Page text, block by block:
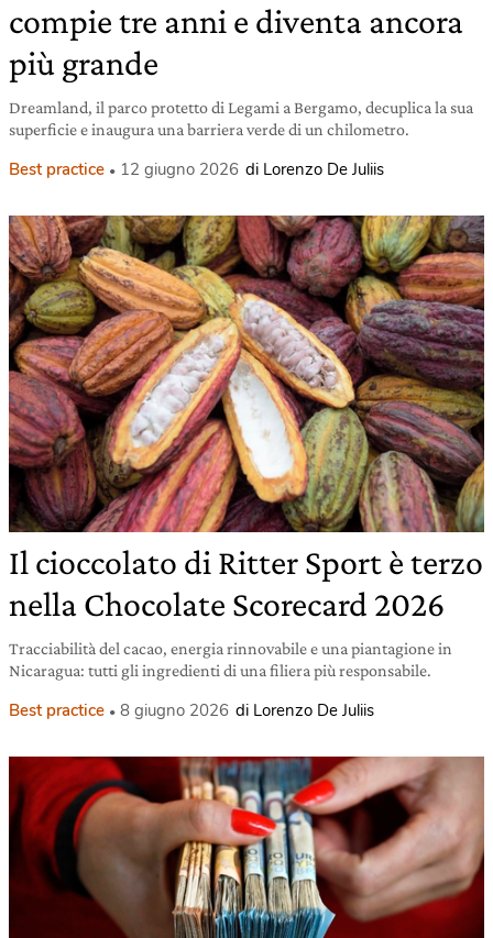
compie tre anni e diventa ancora
più grande
Dreamland, il parco protetto di Legami a Bergamo, decuplica la sua
superficie e inaugura una barriera verde di un chilometro.
Best practice 12 giugno 2026 di Lorenzo De Juliis
Il cioccolato di Ritter Sport è terzo
nella Chocolate Scorecard 2026
Tracciabilità del cacao, energia rinnovabile e una piantagione in
Nicaragua: tutti gli ingredienti di una filiera più responsabile.
Best practice 8 giugno 2026 di Lorenzo De Juliis